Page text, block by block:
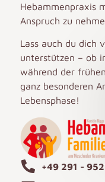
Hebammenpraxis
Anspruch zu
Lass auch du dich
unterstützen – ob
während der
ganz besonderen
Lebensphase!
+49 291 -